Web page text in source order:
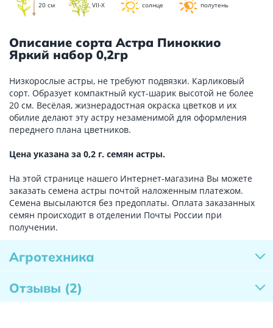
20 см VII-X солнце полутень
Описание сорта Астра Пиноккио
Яркий набор 0,2гр
Низкорослые астры, не требуют подвязки. Карликовый
сорт. Образует компактный куст-шарик высотой не более
20 см. Весёлая, жизнерадостная окраска цветков и их
обилие делают эту астру незаменимой для оформления
переднего плана цветников.
Цена указана за 0,2 г. семян астры.
На этой странице нашего Интернет-магазина Вы можете
заказать семена астры почтой наложенным платежом.
Семена высылаются без предоплаты. Оплата заказанных
семян происходит в отделении Почты России при
получении.
Агротехника
Отзывы (2)